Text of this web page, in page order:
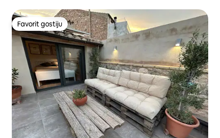
Favorit gostiju
Favorit gostiju